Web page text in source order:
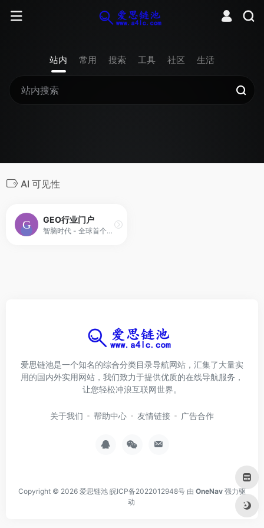
站内 常用 搜索 工具 社区 生活
AI 可见性
GEO行业门户
智脑时代 - 全球首个集监测、优化、资产化于一体的 GEO行业门户网站。由 10 位 AI 数字员工 24/7 全自动为您工作。
爱思链池是一个知名的综合分类目录导航网站，汇集了大量实
用的国内外实用网站，我们致力于提供优质的在线导航服务，
让您轻松冲浪互联网世界。
关于我们 帮助中心 友情链接 广告合作
Copyright © 2026 爱思链池 皖ICP备2022012948号 由 OneNav 强力驱
动